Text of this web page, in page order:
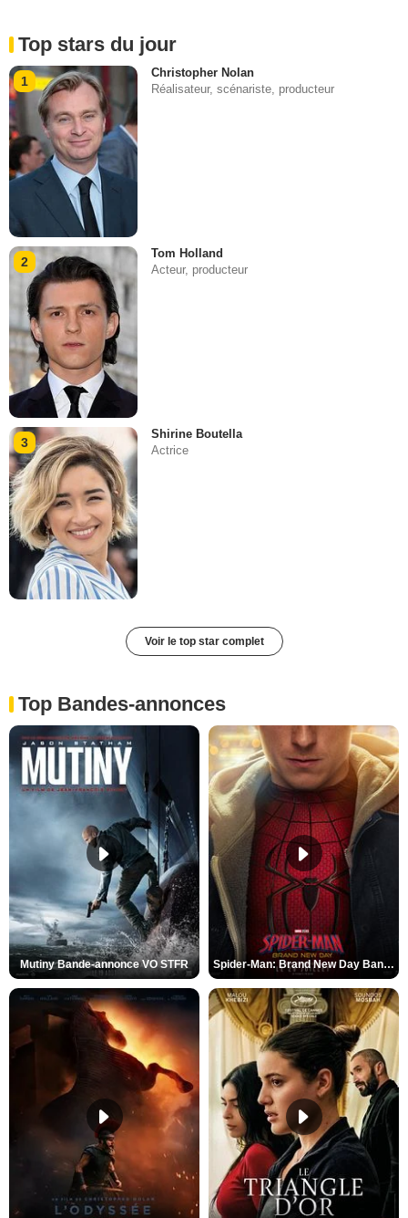
Top stars du jour
1
Christopher Nolan
Réalisateur, scénariste, producteur
2
Tom Holland
Acteur, producteur
3
Shirine Boutella
Actrice
Voir le top star complet
Top Bandes-annonces
Mutiny Bande-annonce VO STFR Spider-Man: Brand New Day Bande-annonce VO STFR